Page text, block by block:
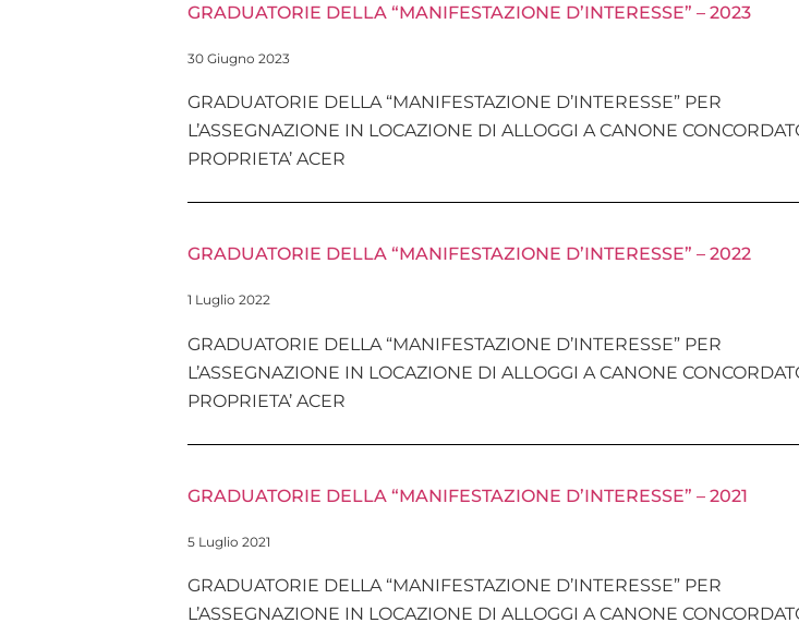
GRADUATORIE DELLA “MANIFESTAZIONE D’INTERESSE” – 2023
30 Giugno 2023
GRADUATORIE DELLA “MANIFESTAZIONE D’INTERESSE” PER
L’ASSEGNAZIONE IN LOCAZIONE DI ALLOGGI A CANONE
PROPRIETA’ ACER
GRADUATORIE DELLA “MANIFESTAZIONE D’INTERESSE” – 2022
1 Luglio 2022
GRADUATORIE DELLA “MANIFESTAZIONE D’INTERESSE” PER
L’ASSEGNAZIONE IN LOCAZIONE DI ALLOGGI A CANONE
PROPRIETA’ ACER
GRADUATORIE DELLA “MANIFESTAZIONE D’INTERESSE” – 2021
5 Luglio 2021
GRADUATORIE DELLA “MANIFESTAZIONE D’INTERESSE” PER
L’ASSEGNAZIONE IN LOCAZIONE DI ALLOGGI A CANONE